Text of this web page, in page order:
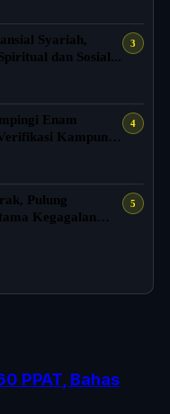
Syariah,
dan Sosial...
Enam
Kampung
Pulung
Kegagalan
PPAT, Bahas